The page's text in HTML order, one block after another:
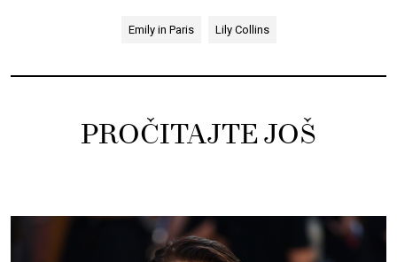
Emily in Paris Lily Collins
PROČITAJTE JOŠ